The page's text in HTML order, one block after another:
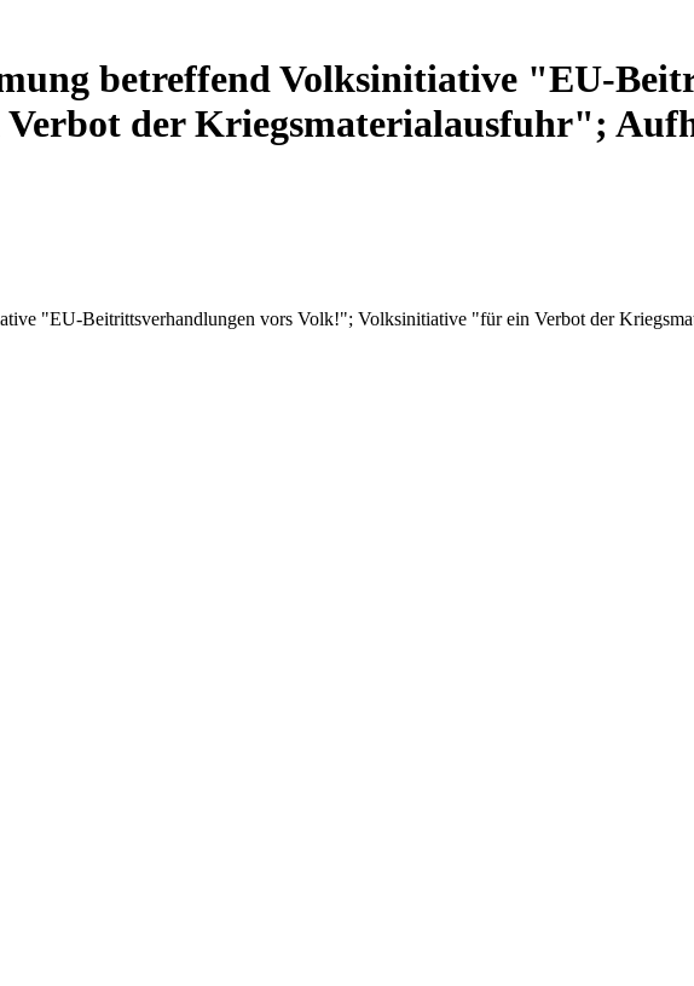
betreffend Volksinitiative "EU-
der Kriegsmaterialausfuhr";
"EU-Beitrittsverhandlungen vors Volk!"; Volksinitiative "für ein Verbot der